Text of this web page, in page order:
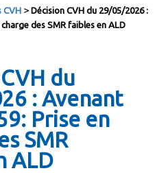
CVH > Décision CVH du 29/05/2026 :
des SMR faibles en ALD
du
: Avenant
Prise en
SMR
ALD